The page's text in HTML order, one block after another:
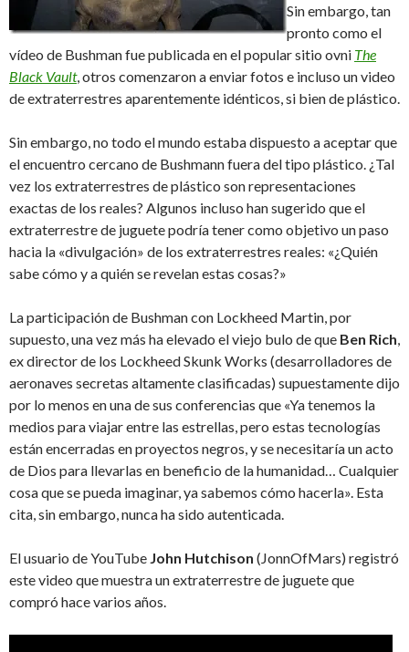
Sin embargo, tan
pronto como el
vídeo de Bushman fue publicada en el popular sitio ovni The
Black Vault, otros comenzaron a enviar fotos e incluso un video
de extraterrestres aparentemente idénticos, si bien de plástico.
Sin embargo, no todo el mundo estaba dispuesto a aceptar que
el encuentro cercano de Bushmann fuera del tipo plástico. ¿Tal
vez los extraterrestres de plástico son representaciones
exactas de los reales? Algunos incluso han sugerido que el
extraterrestre de juguete podría tener como objetivo un paso
hacia la «divulgación» de los extraterrestres reales: «¿Quién
sabe cómo y a quién se revelan estas cosas?»
La participación de Bushman con Lockheed Martin, por
supuesto, una vez más ha elevado el viejo bulo de que Ben Rich,
ex director de los Lockheed Skunk Works (desarrolladores de
aeronaves secretas altamente clasificadas) supuestamente dijo
por lo menos en una de sus conferencias que «Ya tenemos la
medios para viajar entre las estrellas, pero estas tecnologías
están encerradas en proyectos negros, y se necesitaría un acto
de Dios para llevarlas en beneficio de la humanidad… Cualquier
cosa que se pueda imaginar, ya sabemos cómo hacerla». Esta
cita, sin embargo, nunca ha sido autenticada.
El usuario de YouTube John Hutchison (JonnOfMars) registró
este video que muestra un extraterrestre de juguete que
compró hace varios años.